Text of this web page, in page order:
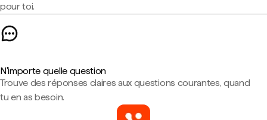
pour toi.
N'importe quelle question
Trouve des réponses claires aux questions courantes, quand
tu en as besoin.